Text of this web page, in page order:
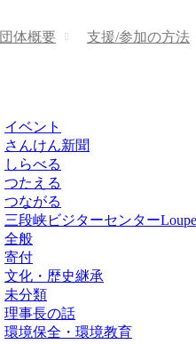
団体概要 支援/参加の方法
イベント
さんけん新聞
しらべる
つたえる
つながる
三段峡ビジターセンターLoupe
全般
寄付
文化・歴史継承
未分類
理事長の話
環境保全・環境教育